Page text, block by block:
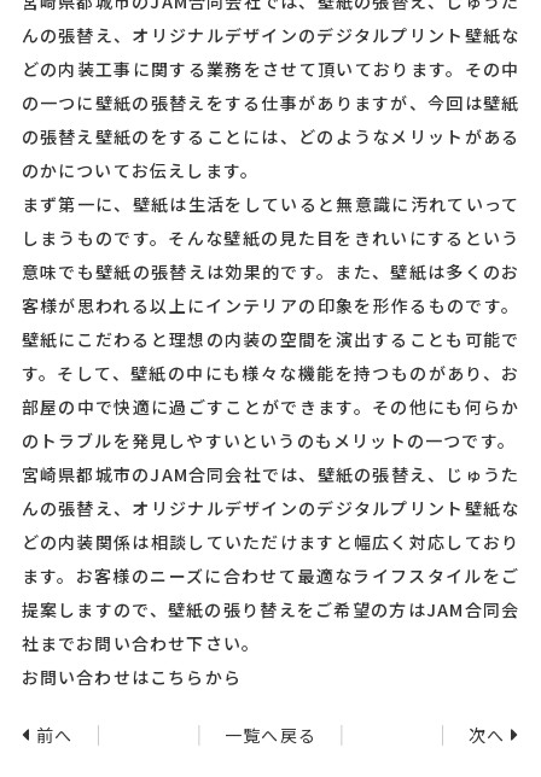
んの張替え、オリジナルデザインのデジタルプリント壁紙な
どの内装工事に関する業務をさせて頂いております。その中
の一つに壁紙の張替えをする仕事がありますが、今回は壁紙
の張替え壁紙のをすることには、どのようなメリットがある
のかについてお伝えします。
まず第一に、壁紙は生活をしていると無意識に汚れていって
しまうものです。そんな壁紙の見た目をきれいにするという
意味でも壁紙の張替えは効果的です。また、壁紙は多くのお
客様が思われる以上にインテリアの印象を形作るものです。
壁紙にこだわると理想の内装の空間を演出することも可能で
す。そして、壁紙の中にも様々な機能を持つものがあり、お
部屋の中で快適に過ごすことができます。その他にも何らか
のトラブルを発見しやすいというのもメリットの一つです。
宮崎県都城市のJAM合同会社では、壁紙の張替え、じゅうた
んの張替え、オリジナルデザインのデジタルプリント壁紙な
どの内装関係は相談していただけますと幅広く対応しており
ます。お客様のニーズに合わせて最適なライフスタイルをご
提案しますので、壁紙の張り替えをご希望の方はJAM合同会
社までお問い合わせ下さい。
お問い合わせはこちらから
前へ 一覧へ戻る 次へ